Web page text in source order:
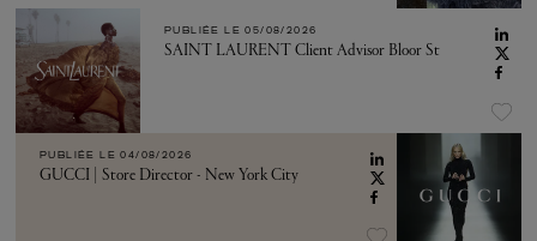
PUBLIÉE LE 05/08/2026
SAINT LAURENT Client Advisor Bloor St
PUBLIÉE LE 04/08/2026
GUCCI | Store Director - New York City